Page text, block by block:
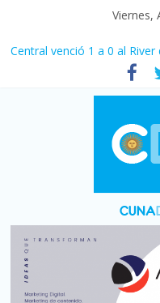
Viernes,
Central venció 1 a 0 al
La morosidad alcanzó su
afecta a 400 mil deudores
Desde que asumió Milei
denuncia crisis como en
Vacaciones de invierno
turístico: 4,6 millones de
Fuerte caída de la venta